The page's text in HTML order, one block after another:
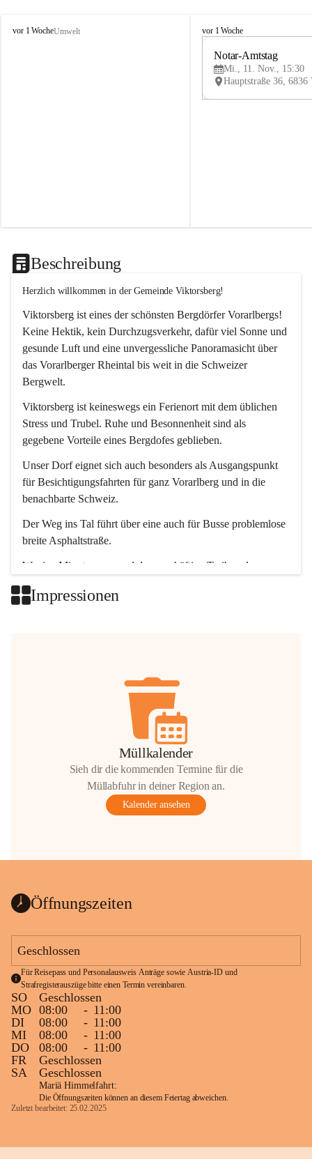
V
vor 1 WocheUmwelt
V
vor 1 Woche
Notar-Amtstag
Mi., 11. Nov., 15:30
Beschreibung
Herzlich willkommen in der Gemeinde Viktorsberg!
Viktorsberg ist eines der schönsten Bergdörfer Vorarlbergs!
Keine Hektik, kein Durchzugsverkehr, dafür viel Sonne und
gesunde Luft und eine unvergessliche Panoramasicht über
das Vorarlberger Rheintal bis weit in die Schweizer
Bergwelt.
Viktorsberg ist keineswegs ein Ferienort mit dem üblichen
Stress und Trubel. Ruhe und Besonnenheit sind als
gegebene Vorteile eines Bergdofes geblieben.
Unser Dorf eignet sich auch besonders als Ausgangspunkt
für Besichtigungsfahrten für ganz Vorarlberg und in die
benachbarte Schweiz.
Der Weg ins Tal führt über eine auch für Busse problemlose
breite Asphaltstraße.
Wenige Minuten nur, und das geschäftige Treiben der
Impressionen
Müllkalender
Sieh dir die kommenden Termine für die
Müllabfuhr in deiner Region an.
Kalender ansehen
Öffnungszeiten
Geschlossen
Für Reisepass und Personalausweis Anträge sowie Austria-ID und
Strafregisterauszüge bitte einen Termin vereinbaren.
SO
Geschlossen
MO 08:00 - 11:00
DI
08:00 - 11:00
MI
08:00 - 11:00
DO
08:00 - 11:00
FR
Geschlossen
SA
Geschlossen
Mariä Himmelfahrt:
Die Öffnungszeiten können an diesem Feiertag abweichen.
Zuletzt bearbeitet: 25.02.2025